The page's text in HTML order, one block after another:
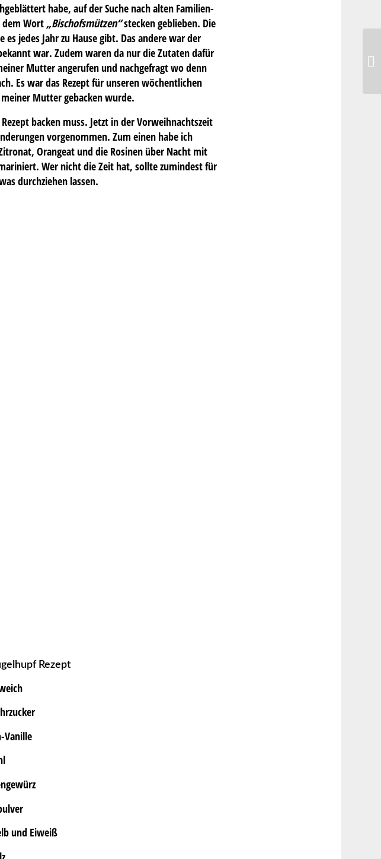
habe, auf der Suche nach alten Familien-
dem Wort „Bischofsmützen“stecken geblieben. Die
jedes Jahr zu Hause gibt. Das andere war der
war. Zudem waren da nur die Zutaten dafür
Mutter angerufen und nachgefragt wo denn
Es war das Rezept für unseren wöchentlichen
Mutter gebacken wurde.
backen muss. Jetzt in der Vorweihnachtszeit
vorgenommen. Zum einen habe ich
Orangeat und die Rosinen über Nacht mit
Wer nicht die Zeit hat, sollte zumindest für
durchziehen lassen.
Rezept
Vanille
und Eiweiß